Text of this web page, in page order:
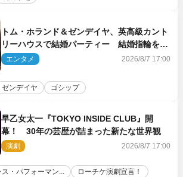
トム・ホランド＆ゼンデイヤ、英高級カント
リーハウスで結婚パーティー 結婚指輪を身
に着けたトムも初キャッチ
エンタメ 2026/8/7 17:00
ゼンデイヤ ゴシップ
早乙女太一『TOKYO INSIDE CLUB』開
幕！ 30年の芸歴が詰まった新たな世界観
演劇 2026/8/7 17:00
ス・パフォーマン... ローチケ演劇宣言！